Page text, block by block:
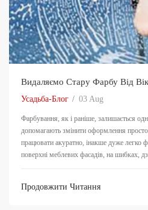
Видаляємо Стару Фарбу Від
Усадьба-Блог 03 Aug
Фарбування, як і раніше, залишається
допомагають змінити оформлення
працювати акуратно, інакше дуже легко
поверхні меблевих фасадів, на шибках,
Продовжити Читання